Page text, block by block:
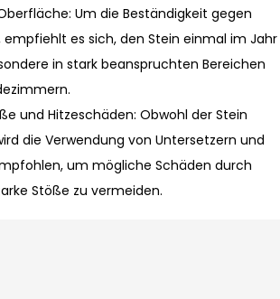
Um die Beständigkeit gegen
empfiehlt es sich, den Stein einmal im Jahr
in stark beanspruchten Bereichen
und Hitzeschäden: Obwohl der Stein
die Verwendung von Untersetzern und
um mögliche Schäden durch
Stöße zu vermeiden.